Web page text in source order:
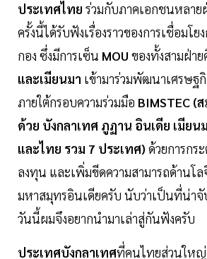
ประเทศไทย ร่วมกับภาคเอกชนหลาย
ครั้งนี้ได้รับฟังเรื่องราวของการเชื่อมโย
กอง ซึ่งมีการเซ็น MOU ของทั้งสามฝ่า
และเมียนมา เข้ามาร่วมพัฒนาเศรษฐ
ภายใต้กรอบความร่วมมือ BIMSTEC (
ด้วย บังกลาเทศ ภูฏาน อินเดีย เมียน
และไทย รวม 7 ประเทศ) ด้วยการกร
ลงทุน และเพิ่มขีดความสามารถด้านโ
มหาสมุทรอินเดียครับ นับว่าเป็นที่น่าจั
วันนี้ผมจึงอยากนำมาเล่าสู่กันฟังครับ
ประเทศบังกลาเทศที่คนไทยส่วนใหญ่